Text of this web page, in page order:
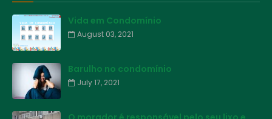
Vida em Condomínio
August 03, 2021
Barulho no condomínio
July 17, 2021